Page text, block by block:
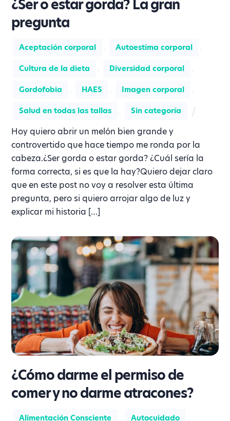
¿Ser o estar gorda? La gran
pregunta
Aceptación corporal Autoestima corporal
Cultura de la dieta Diversidad corporal
Gordofobia HAES Imagen corporal
Salud en todas las tallas Sin categoría
Hoy quiero abrir un melón bien grande y
controvertido que hace tiempo me ronda por la
cabeza.¿Ser gorda o estar gorda? ¿Cuál sería la
forma correcta, si es que la hay?Quiero dejar claro
que en este post no voy a resolver esta última
pregunta, pero si quiero arrojar algo de luz y
explicar mi historia […]
¿Cómo darme el permiso de
comer y no darme atracones?
Alimentación Consciente Autocuidado